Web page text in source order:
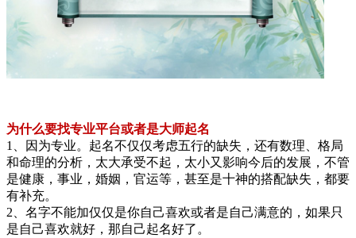
为什么要找专业平台或者是大师起名
1、因为专业。起名不仅仅考虑五行的缺失，还有数理、格局
和命理的分析，太大承受不起，太小又影响今后的发展，不管
是健康，事业，婚姻，官运等，甚至是十神的搭配缺失，都要
有补充。
2、名字不能加仅仅是你自己喜欢或者是自己满意的，如果只
是自己喜欢就好，那自己起名好了。